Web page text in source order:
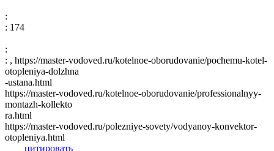
:
: 174
:
: , https://master-vodoved.ru/kotelnoe-oborudovanie/pochemu-kotel-
otopleniya-dolzhna
-ustana.html
https://master-vodoved.ru/kotelnoe-oborudovanie/professionalnyy-
montazh-kollekto
ra.html
https://master-vodoved.ru/polezniye-sovety/vodyanoy-konvektor-
otopleniya.html
цитировать